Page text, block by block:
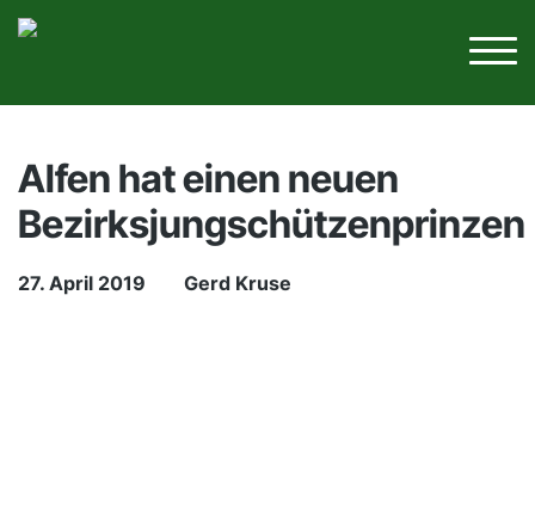
Alfen hat einen neuen
Bezirksjungschützenprinzen
27. April 2019 Gerd Kruse